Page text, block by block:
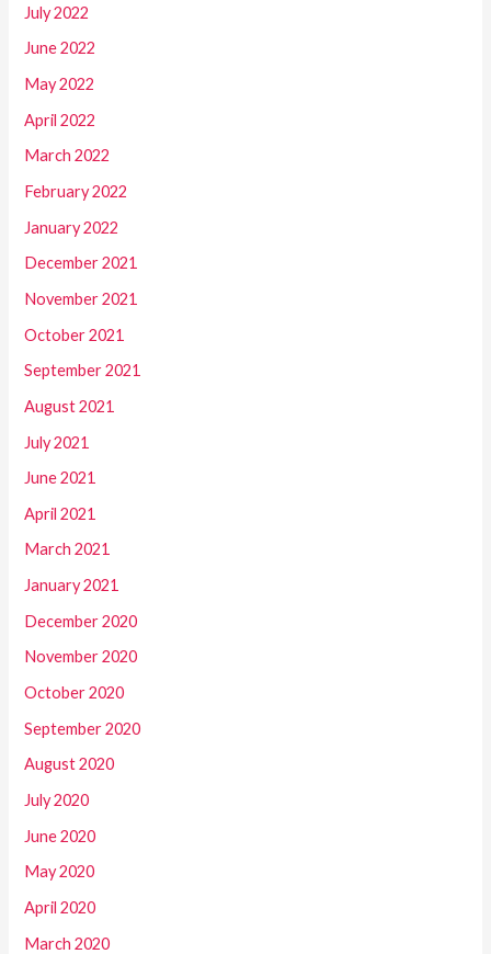
July 2022
June 2022
May 2022
April 2022
March 2022
February 2022
January 2022
December 2021
November 2021
October 2021
September 2021
August 2021
July 2021
June 2021
April 2021
March 2021
January 2021
December 2020
November 2020
October 2020
September 2020
August 2020
July 2020
June 2020
May 2020
April 2020
March 2020